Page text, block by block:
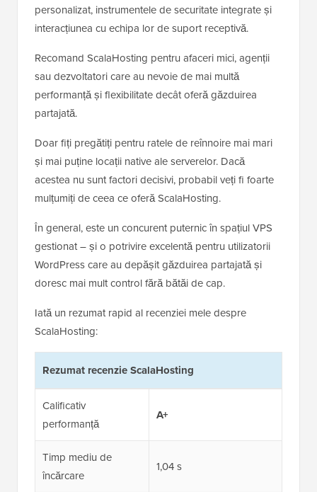
personalizat, instrumentele de securitate integrate și
interacțiunea cu echipa lor de suport receptivă.
Recomand ScalaHosting pentru afaceri mici, agenții
sau dezvoltatori care au nevoie de mai multă
performanță și flexibilitate decât oferă găzduirea
partajată.
Doar fiți pregătiți pentru ratele de reînnoire mai mari
și mai puține locații native ale serverelor. Dacă
acestea nu sunt factori decisivi, probabil veți fi foarte
mulțumiți de ceea ce oferă ScalaHosting.
În general, este un concurent puternic în spațiul VPS
gestionat – și o potrivire excelentă pentru utilizatorii
WordPress care au depășit găzduirea partajată și
doresc mai mult control fără bătăi de cap.
Iată un rezumat rapid al recenziei mele despre
ScalaHosting:
Rezumat recenzie ScalaHosting
Calificativ
performanță
A+
Timp mediu de
încărcare
1,04 s